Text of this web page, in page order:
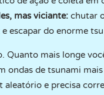
mas viciante: chutar
escapar do enorme
Quanto mais longe
ondas de tsunami
e precisa